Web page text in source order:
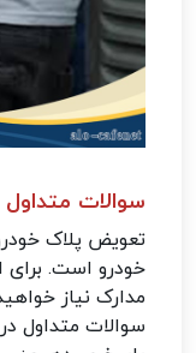
سوالات متداول
تعویض پلاک
خودرو است. برای
مدارک نیاز
سوالات متداول